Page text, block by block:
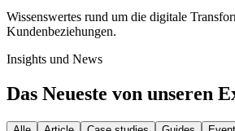
Wissenswertes rund um die digitale
Kundenbeziehungen.
Insights und News
Das Neueste von unseren